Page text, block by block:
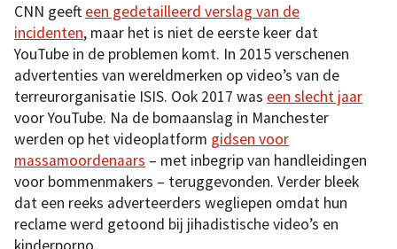
CNN geeft een gedetailleerd verslag van de
incidenten, maar het is niet de eerste keer dat
YouTube in de problemen komt. In 2015 verschenen
advertenties van wereldmerken op video’s van de
terreurorganisatie ISIS. Ook 2017 was een slecht jaar
voor YouTube. Na de bomaanslag in Manchester
werden op het videoplatform gidsen voor
massamoordenaars – met inbegrip van handleidingen
voor bommenmakers – teruggevonden. Verder bleek
dat een reeks adverteerders wegliepen omdat hun
reclame werd getoond bij jihadistische video’s en